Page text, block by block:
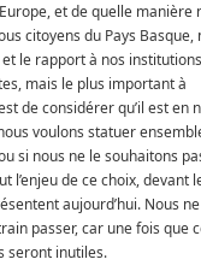
et de quelle manière
citoyens du Pays Basque,
le rapport à nos
mais le plus important à
de considérer qu’il est en
voulons statuer
si nous ne le souhaitons
l’enjeu de ce choix, devant
aujourd’hui. Nous ne
passer, car une fois que
seront inutiles.